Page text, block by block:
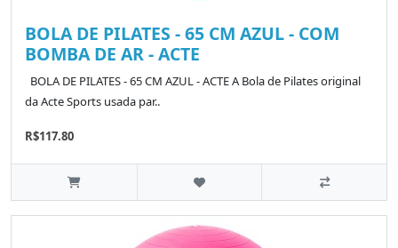
BOLA DE PILATES - 65 CM AZUL - COM
BOMBA DE AR - ACTE
BOLA DE PILATES - 65 CM AZUL - ACTE A Bola de Pilates original
da Acte Sports usada par..
R$117.80